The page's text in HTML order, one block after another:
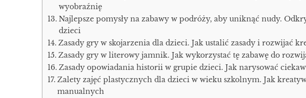
wyobraźnię
Najlepsze pomysły na zabawy w podróży, aby uniknąć nudy.
dzieci
Zasady gry w skojarzenia dla dzieci. Jak ustalić zasady i rozwijać
Zasady gry w literowy jamnik. Jak wykorzystać tę zabawę do
Zasady opowiadania historii w grupie dzieci. Jak narysować
Zalety zajęć plastycznych dla dzieci w wieku szkolnym. Jak
manualnych